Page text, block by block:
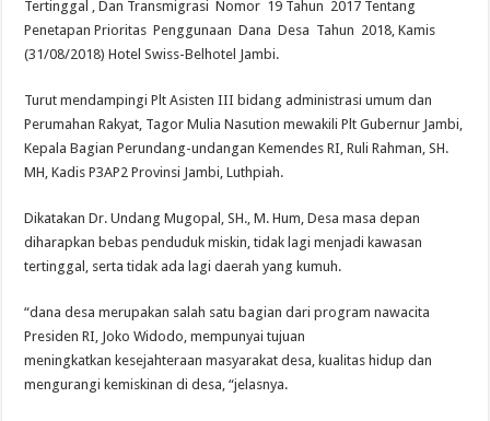
Tertinggal , Dan Transmigrasi Nomor 19 Tahun 2017 Tentang
Penetapan Prioritas Penggunaan Dana Desa Tahun 2018, Kamis
(31/08/2018) Hotel Swiss-Belhotel Jambi.
Turut mendampingi Plt Asisten III bidang administrasi umum dan
Perumahan Rakyat, Tagor Mulia Nasution mewakili Plt Gubernur Jambi,
Kepala Bagian Perundang-undangan Kemendes RI, Ruli Rahman, SH.
MH, Kadis P3AP2 Provinsi Jambi, Luthpiah.
Dikatakan Dr. Undang Mugopal, SH., M. Hum, Desa masa depan
diharapkan bebas penduduk miskin, tidak lagi menjadi kawasan
tertinggal, serta tidak ada lagi daerah yang kumuh.
“dana desa merupakan salah satu bagian dari program nawacita
Presiden RI, Joko Widodo, mempunyai tujuan
meningkatkan kesejahteraan masyarakat desa, kualitas hidup dan
mengurangi kemiskinan di desa, “jelasnya.